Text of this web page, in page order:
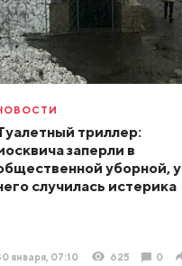
триллер:
заперли в
уборной, у
случилась истерика
января, 07:10 625 0